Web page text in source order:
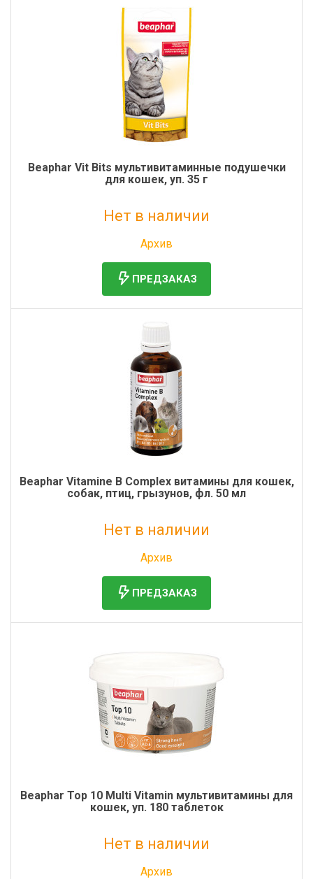
Beaphar Vit Bits мультивитаминные подушечки
для кошек, уп. 35 г
Нет в наличии
Архив
ПРЕДЗАКАЗ
Beaphar Vitamine B Complex витамины для кошек,
собак, птиц, грызунов, фл. 50 мл
Нет в наличии
Архив
ПРЕДЗАКАЗ
Beaphar Тор 10 Multi Vitamin мультивитамины для
кошек, уп. 180 таблеток
Нет в наличии
Архив